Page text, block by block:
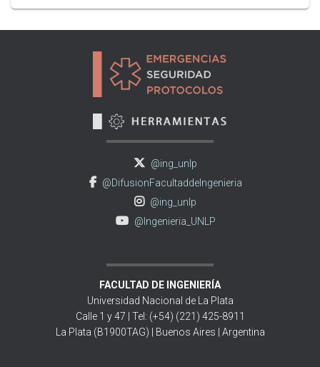
@ing_unlp
@DifusionFacultaddeIngenieria
@ing_unlp
@Ingenieria_UNLP
FACULTAD DE INGENIERÍA
Universidad Nacional de La Plata
Calle 1 y 47 | Tel: (+54) (221) 425-8911
La Plata (B1900TAG) | Buenos Aires | Argentina